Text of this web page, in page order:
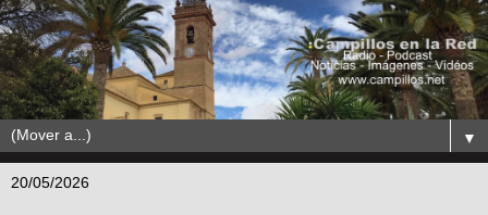
▼
20/05/2026